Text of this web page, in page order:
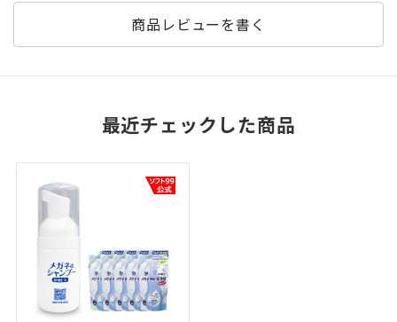
商品レビューを書く
最近チェックした商品